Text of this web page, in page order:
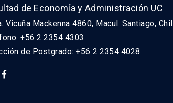
de Economía y Administración UC
Vicuña Mackenna 4860, Macul. Santiago,
+56 2 2354 4303
de Postgrado: +56 2 2354 4028